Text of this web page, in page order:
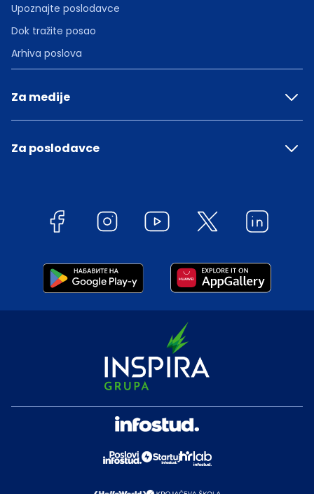
Upoznajte poslodavce
Dok tražite posao
Arhiva poslova
Za medije
Za poslodavce